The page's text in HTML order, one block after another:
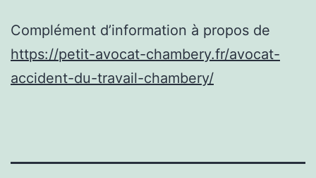
Complément d’information à propos de
https://petit-avocat-chambery.fr/avocat-
accident-du-travail-chambery/